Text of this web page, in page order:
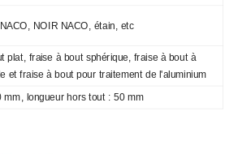
NOIR NACO, étain, etc
plat, fraise à bout sphérique, fraise à bout à
et fraise à bout pour traitement de l'aluminium
mm, longueur hors tout : 50 mm